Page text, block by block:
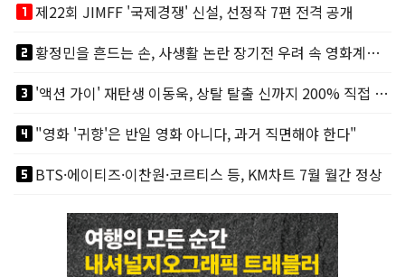
looks_one제22회 JIMFF '국제경쟁' 신설, 선정작 7편 전격 공개
looks_two
황정민을 흔드는 손, 사생활 논란 장기전 우려 속 영화계도 리스크
looks_3
'액션 가이' 재탄생 이동욱, 상탈 탈출 신까지 200% 직접 소화
looks_4"영화 '귀향'은 반일 영화 아니다, 과거 직면해야 한다"
looks_5BTS·에이티즈·이찬원·코르티스 등, KM차트 7월 월간 정상